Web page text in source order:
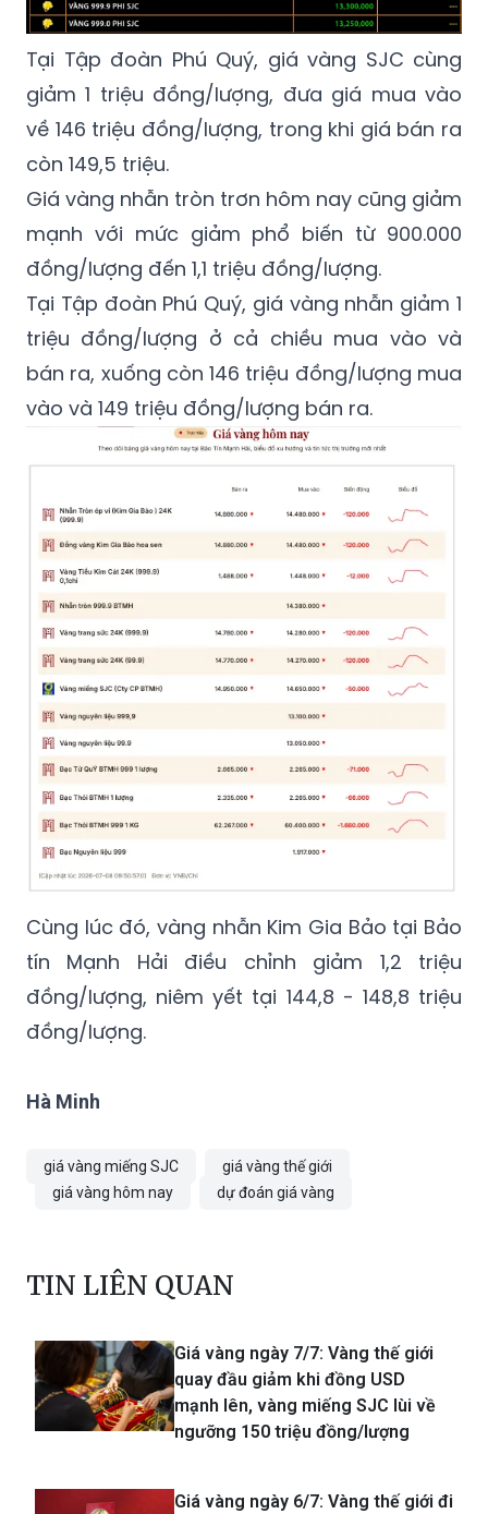
Tại Tập đoàn Phú Quý, giá vàng SJC cùng
giảm 1 triệu đồng/lượng, đưa giá mua vào
về 146 triệu đồng/lượng, trong khi giá bán ra
còn 149,5 triệu.
Giá vàng nhẫn tròn trơn hôm nay cũng giảm
mạnh với mức giảm phổ biến từ 900.000
đồng/lượng đến 1,1 triệu đồng/lượng.
Tại Tập đoàn Phú Quý, giá vàng nhẫn giảm 1
triệu đồng/lượng ở cả chiều mua vào và
bán ra, xuống còn 146 triệu đồng/lượng mua
vào và 149 triệu đồng/lượng bán ra.
Cùng lúc đó, vàng nhẫn Kim Gia Bảo tại Bảo
tín Mạnh Hải điều chỉnh giảm 1,2 triệu
đồng/lượng, niêm yết tại 144,8 - 148,8 triệu
đồng/lượng.
Hà Minh
giá vàng miếng SJC
giá vàng thế giới
giá vàng hôm nay
dự đoán giá vàng
TIN LIÊN QUAN
Giá vàng ngày 7/7: Vàng thế giới
quay đầu giảm khi đồng USD
mạnh lên, vàng miếng SJC lùi về
ngưỡng 150 triệu đồng/lượng
Giá vàng ngày 6/7: Vàng thế giới đi